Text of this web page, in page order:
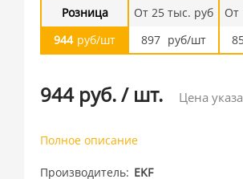
Розница
944 руб/шт
От 25 тыс. руб
897 руб/шт
От
944 руб./ шт. Цена
Полное описание
Производитель EKF